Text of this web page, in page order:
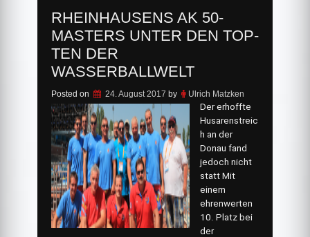
RHEINHAUSENS AK 50-
MASTERS UNTER DEN TOP-
TEN DER
WASSERBALLWELT
Posted on 24. August 2017 by Ulrich Matzken
Der erhoffte
Husarenstreic
h an der
Donau fand
jedoch nicht
statt Mit
einem
ehrenwerten
10. Platz bei
der